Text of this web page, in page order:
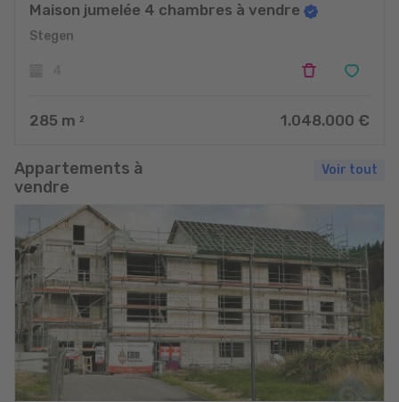
Maison jumelée 4 chambres à vendre
Stegen
285 m 2 1.048.000 €
Appartements à
vendre
Voir tout